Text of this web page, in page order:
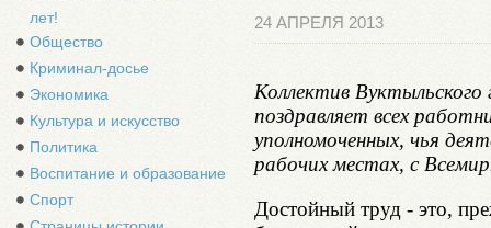
лет!
Общество
Криминал-досье
Экономика
Культура и искусство
Политика
Воспитание и образование
Спорт
24 АПРЕЛЯ 2013
Коллектив Вуктыльского
поздравляет всех
уполномоченных, чья
рабочих местах, с
Достойный труд - это,